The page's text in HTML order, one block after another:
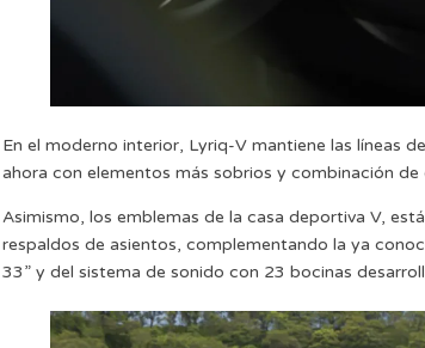
En el moderno interior, Lyriq-V mantiene las líneas
ahora con elementos más sobrios y combinación
Asimismo, los emblemas de la casa deportiva V,
respaldos de asientos, complementando la ya
33” y del sistema de sonido con 23 bocinas